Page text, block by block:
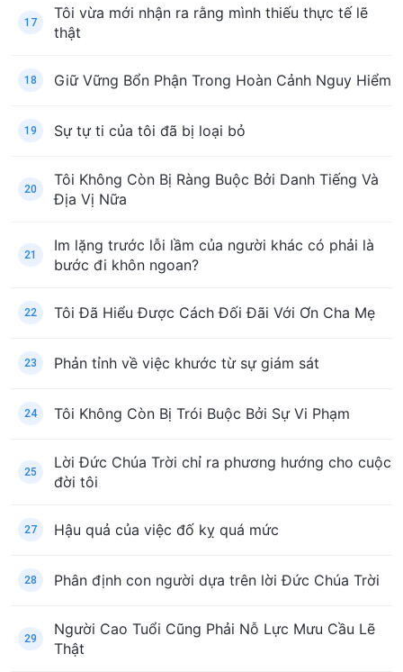
17
Tôi vừa mới nhận ra rằng mình thiếu thực tế lẽ
thật
18 Giữ Vững Bổn Phận Trong Hoàn Cảnh Nguy Hiểm
19 Sự tự ti của tôi đã bị loại bỏ
20
Tôi Không Còn Bị Ràng Buộc Bởi Danh Tiếng Và
Địa Vị Nữa
21
Im lặng trước lỗi lầm của người khác có phải là
bước đi khôn ngoan?
22 Tôi Đã Hiểu Được Cách Đối Đãi Với Ơn Cha Mẹ
23 Phản tỉnh về việc khước từ sự giám sát
24 Tôi Không Còn Bị Trói Buộc Bởi Sự Vi Phạm
25
Lời Đức Chúa Trời chỉ ra phương hướng cho cuộc
đời tôi
27 Hậu quả của việc đố kỵ quá mức
28 Phân định con người dựa trên lời Đức Chúa Trời
29
Người Cao Tuổi Cũng Phải Nỗ Lực Mưu Cầu Lẽ
Thật